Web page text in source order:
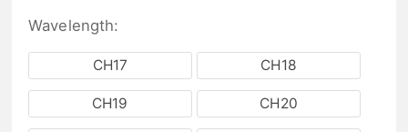
Wavelength:
CH17 CH18
CH19 CH20